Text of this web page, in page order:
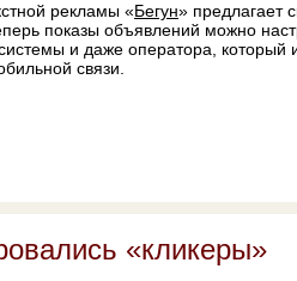
рекламы «Бегун» предлагает
показы объявлений можно
и даже оператора,
связи.
«кликеры»